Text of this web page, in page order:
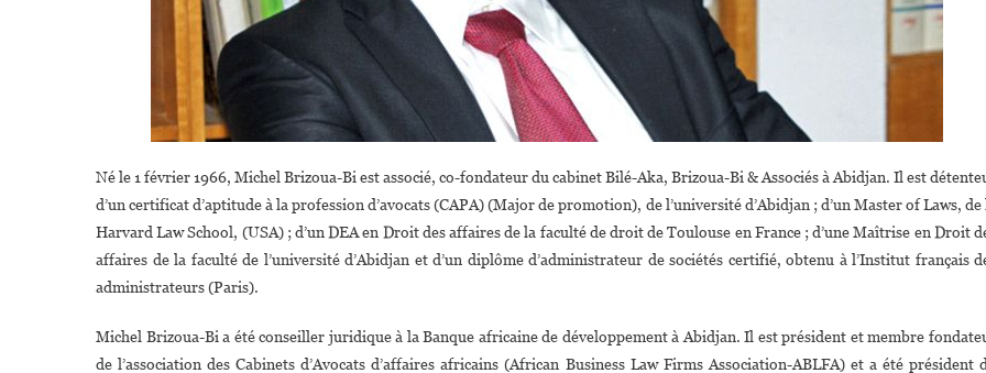
Né le 1 février 1966, Michel Brizoua-Bi est associé, co-fondateur du cabinet Bilé-Aka, Brizoua-Bi & Associés à Abidjan. Il est
d’un certificat d’aptitude à la profession d’avocats (CAPA) (Major de promotion), de l’université d’Abidjan ; d’un Master of Laws, de
Harvard Law School, (USA) ; d’un DEA en Droit des affaires de la faculté de droit de Toulouse en France ; d’une Maîtrise en Droit
affaires de la faculté de l’université d’Abidjan et d’un diplôme d’administrateur de sociétés certifié, obtenu à l’Institut français
administrateurs (Paris).
Michel Brizoua-Bi a été conseiller juridique à la Banque africaine de développement à Abidjan. Il est président et membre
de l’association des Cabinets d’Avocats d’affaires africains (African Business Law Firms Association-ABLFA) et a été président